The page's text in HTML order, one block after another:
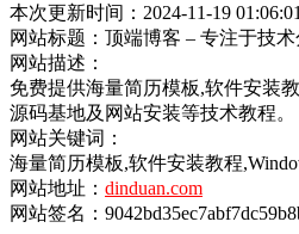
本次更新时间：2024-11-19 01:06:01
网站标题：顶端博客 – 专注于技术
网站描述：
免费提供海量简历模板,软件安装
源码基地及网站安装等技术教程。
网站关键词：
海量简历模板,软件安装教程
网站地址： dinduan.com
网站签名：